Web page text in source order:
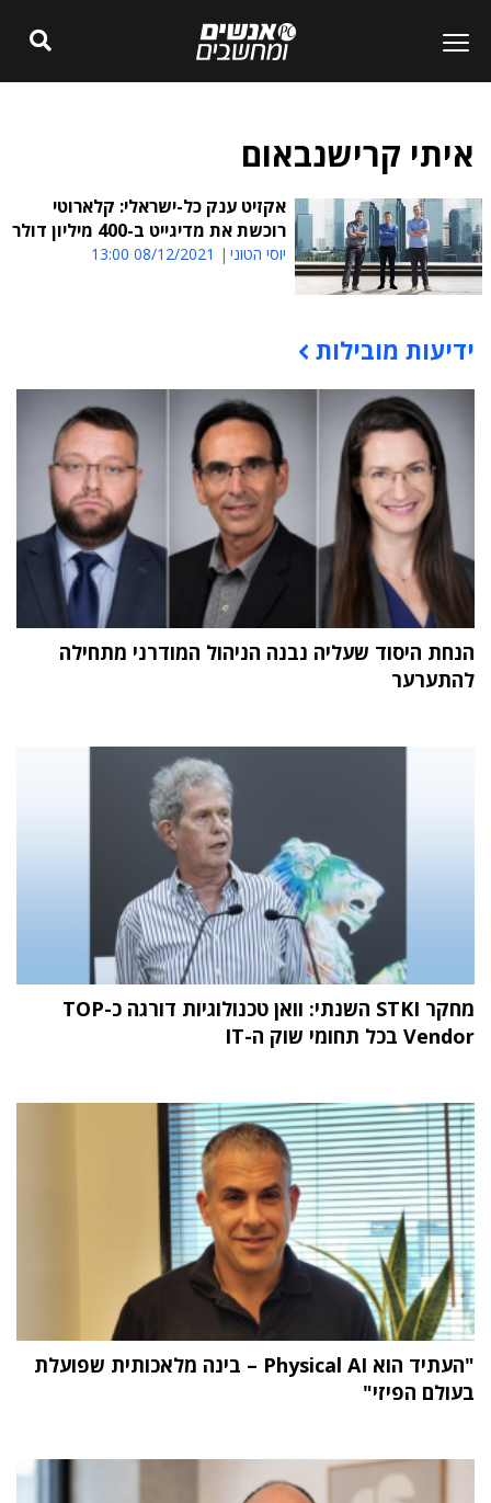
איתי קרישנבאום
אקזיט ענק כל-ישראלי: קלארוטי
רוכשת את מדיגייט ב-400 מיליון דולר
יוסי הטוני 08/12/2021 13:00
תוכן פרסומי
ידיעות מובילות
הנחת היסוד שעליה נבנה הניהול המודרני מתחילה
להתערער
מחקר STKI השנתי: וואן טכנולוגיות דורגה כ-TOP
Vendor בכל תחומי שוק ה-IT
"העתיד הוא Physical AI – בינה מלאכותית שפועלת
בעולם הפיזי"